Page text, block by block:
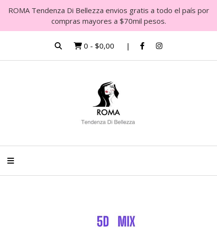
ROMA Tendenza Di Bellezza envios gratis a todo el país por
compras mayores a $70mil pesos.
0 - $0,00